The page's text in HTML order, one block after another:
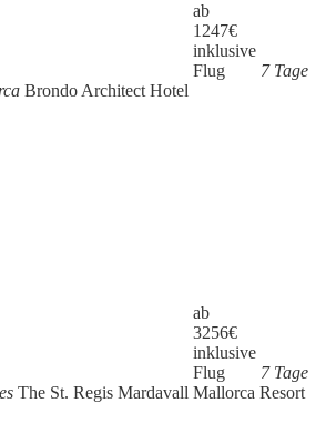
ab
1247€
inklusive
Flug
7 Tage
Brondo Architect Hotel
ab
3256€
inklusive
Flug
7 Tage
The St. Regis Mardavall Mallorca Resort